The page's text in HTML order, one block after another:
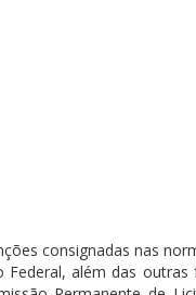
consignadas nas
além das